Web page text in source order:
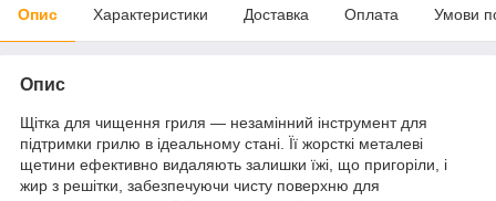
Опис Характеристики Доставка Оплата Умови
Опис
Щітка для чищення гриля — незамінний інструмент для
підтримки грилю в ідеальному стані. Її жорсткі металеві
щетини ефективно видаляють залишки їжі, що пригоріли, і
жир з решітки, забезпечуючи чисту поверхню для